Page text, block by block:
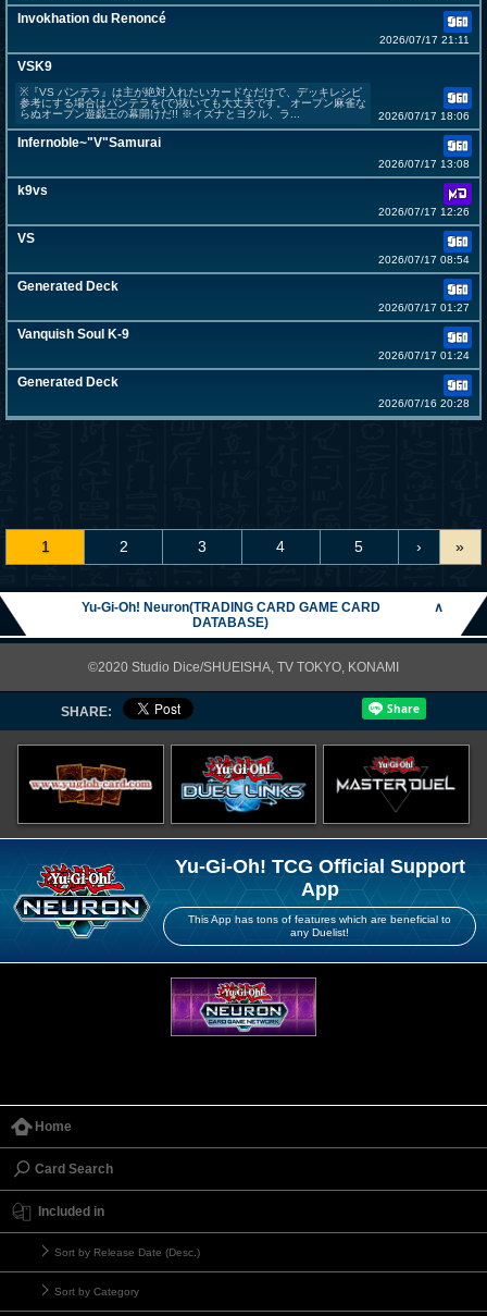
Invokhation du Renoncé
2026/07/17 21:11
VSK9
※『VS パンテラ』は主が絶対入れたいカードなだけで、デッキレシピ
参考にする場合はパンテラを(で)抜いても大丈夫です。 オープン麻雀な
らぬオープン遊戯王の幕開けだ!! ※イズナとヨクル、ラ...
2026/07/17 18:06
Infernoble~"V"Samurai
2026/07/17 13:08
k9vs
2026/07/17 12:26
VS
2026/07/17 08:54
Generated Deck
2026/07/17 01:27
Vanquish Soul K-9
2026/07/17 01:24
Generated Deck
2026/07/16 20:28
1 2 3 4 5 › »
Yu-Gi-Oh! Neuron(TRADING CARD GAME CARD
DATABASE)
∧
©2020 Studio Dice/SHUEISHA, TV TOKYO, KONAMI
SHARE:
Yu-Gi-Oh! TCG Official Support
App
This App has tons of features which are beneficial to
any Duelist!
Home
Card Search
Included in
Sort by Release Date (Desc.)
Sort by Category